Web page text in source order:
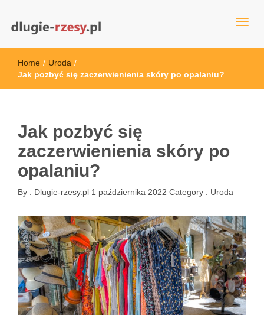
dlugie-rzesy.pl
Home / Uroda /
Jak pozbyć się zaczerwienienia skóry po opalaniu?
Jak pozbyć się
zaczerwienienia skóry po
opalaniu?
By : Dlugie-rzesy.pl 1 października 2022 Category : Uroda